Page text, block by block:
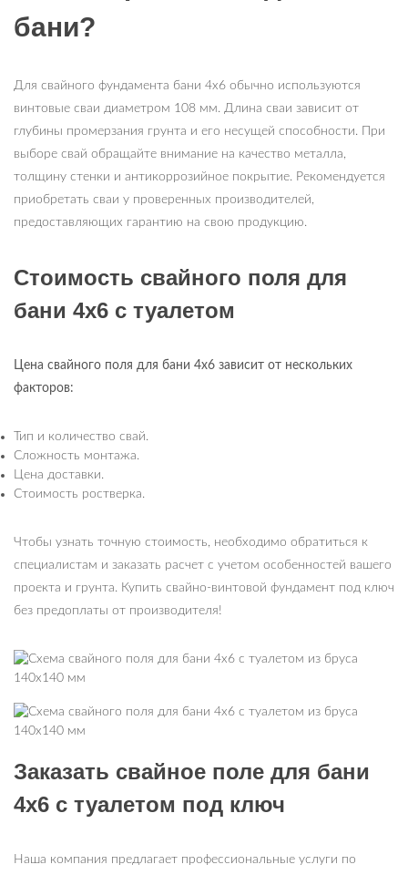
бани?
Для свайного фундамента бани 4х6 обычно используются
винтовые сваи диаметром 108 мм. Длина сваи зависит от
глубины промерзания грунта и его несущей способности. При
выборе свай обращайте внимание на качество металла,
толщину стенки и антикоррозийное покрытие. Рекомендуется
приобретать сваи у проверенных производителей,
предоставляющих гарантию на свою продукцию.
Стоимость свайного поля для
бани 4х6 с туалетом
Цена свайного поля для бани 4х6 зависит от нескольких
факторов:
Тип и количество свай.
Сложность монтажа.
Цена доставки.
Стоимость ростверка.
Чтобы узнать точную стоимость, необходимо обратиться к
специалистам и заказать расчет с учетом особенностей вашего
проекта и грунта. Купить свайно-винтовой фундамент под ключ
без предоплаты от производителя!
Заказать свайное поле для бани
4х6 с туалетом под ключ
Наша компания предлагает профессиональные услуги по